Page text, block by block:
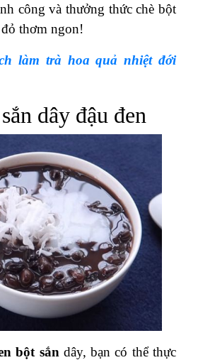
công và thưởng thức chè bột
thơm ngon!
làm trà hoa quả nhiệt đới
dây đậu đen
bột sắn dây, bạn có thể thực